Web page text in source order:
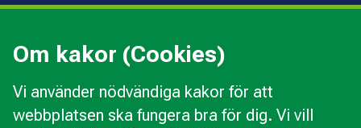
Om kakor (Cookies)
Vi använder nödvändiga kakor för att
webbplatsen ska fungera bra för dig. Vi vill
Press
Kommunal budget- och skuldrådgivning